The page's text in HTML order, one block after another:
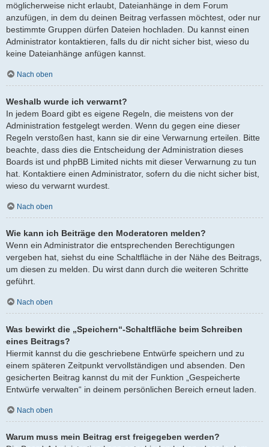
möglicherweise nicht erlaubt, Dateianhänge in dem Forum
anzufügen, in dem du deinen Beitrag verfassen möchtest, oder nur
bestimmte Gruppen dürfen Dateien hochladen. Du kannst einen
Administrator kontaktieren, falls du dir nicht sicher bist, wieso du
keine Dateianhänge anfügen kannst.
Nach oben
Weshalb wurde ich verwarnt?
In jedem Board gibt es eigene Regeln, die meistens von der
Administration festgelegt werden. Wenn du gegen eine dieser
Regeln verstoßen hast, kann sie dir eine Verwarnung erteilen. Bitte
beachte, dass dies die Entscheidung der Administration dieses
Boards ist und phpBB Limited nichts mit dieser Verwarnung zu tun
hat. Kontaktiere einen Administrator, sofern du die nicht sicher bist,
wieso du verwarnt wurdest.
Nach oben
Wie kann ich Beiträge den Moderatoren melden?
Wenn ein Administrator die entsprechenden Berechtigungen
vergeben hat, siehst du eine Schaltfläche in der Nähe des Beitrags,
um diesen zu melden. Du wirst dann durch die weiteren Schritte
geführt.
Nach oben
Was bewirkt die „Speichern“-Schaltfläche beim Schreiben
eines Beitrags?
Hiermit kannst du die geschriebene Entwürfe speichern und zu
einem späteren Zeitpunkt vervollständigen und absenden. Den
gesicherten Beitrag kannst du mit der Funktion „Gespeicherte
Entwürfe verwalten“ in deinem persönlichen Bereich erneut laden.
Nach oben
Warum muss mein Beitrag erst freigegeben werden?